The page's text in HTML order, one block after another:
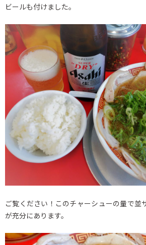
ビールも付けました。
ご覧ください！このチャーシューの量で並
が充分にあります。